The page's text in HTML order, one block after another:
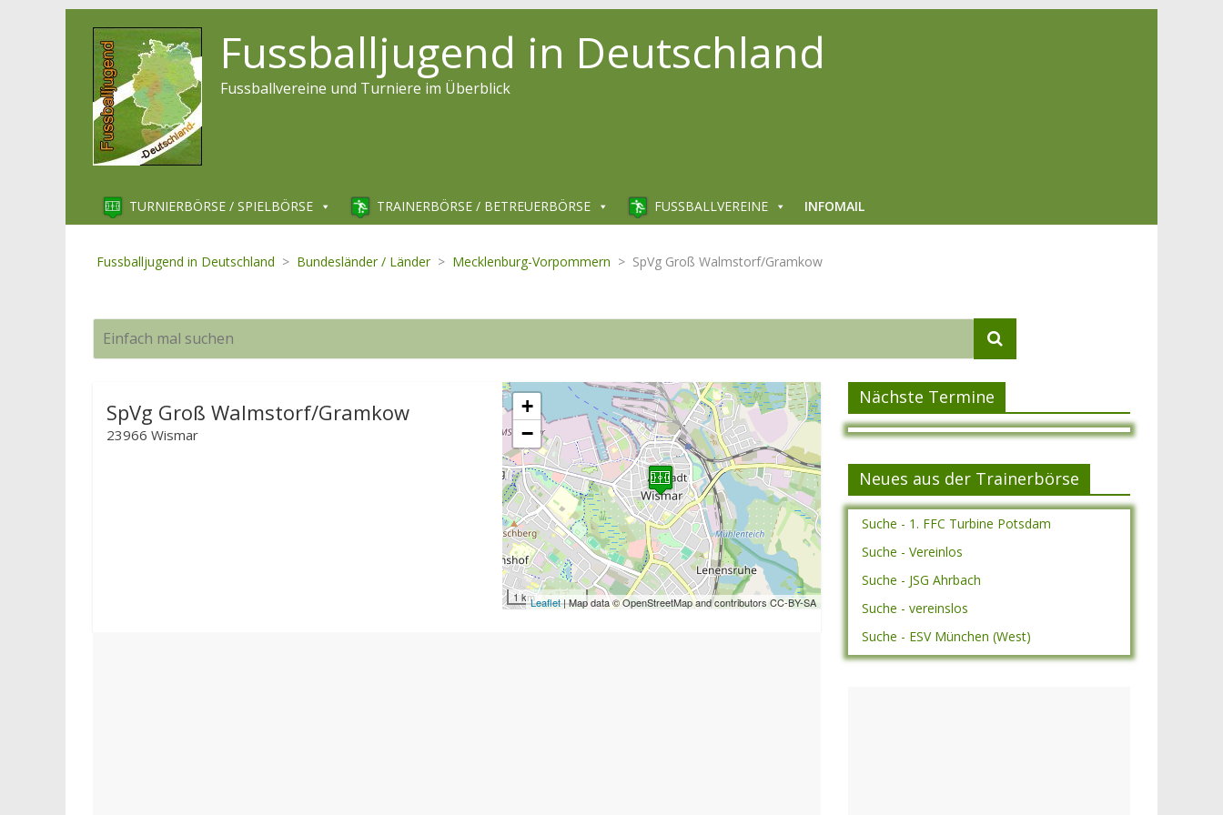
Fussballjugend in Deutschland
Fussballvereine und Turniere im Überblick
TURNIERBÖRSE / SPIELBÖRSE TRAINERBÖRSE / BETREUERBÖRSE FUSSBALLVEREINE INFOMAIL
Fussballjugend in Deutschland > Bundesländer / Länder > Mecklenburg-Vorpommern > SpVg Groß Walmstorf/Gramkow
+
−
1 kmLeaflet| Map data © OpenStreetMap and contributors CC-BY-SA
SpVg Groß Walmstorf/Gramkow
23966 Wismar
Nächste Termine
Neues aus der Trainerbörse
Suche - 1. FFC Turbine Potsdam
Suche - Vereinlos
Suche - JSG Ahrbach
Suche - vereinslos
Suche - ESV München (West)